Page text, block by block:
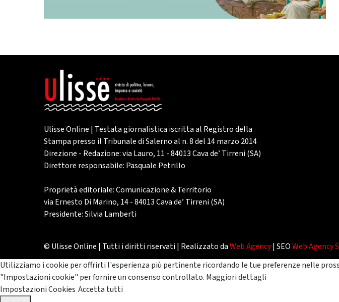
Ulisse Online | Testata giornalistica iscritta al Registro della
Stampa presso il Tribunale di Salerno al n. 8 del 14 marzo 2014
Direzione - Redazione: via Lauro, 11 - 84013 Cava de’ Tirreni (SA)
Direttore responsabile: Pasquale Petrillo
Proprietà editoriale: Comunicazione & Territorio
via Ernesto Di Marino, 14 - 84013 Cava de’ Tirreni (SA)
Presidente: Silvia Lamberti
© Ulisse Online | Tutti i diritti riservati | Realizzato daWeb Agency| SEOWeb Agency
Utilizziamo i cookie per offrirti l'esperienza più pertinente ricordando le tue preferenze nelle
"Impostazioni cookie" per fornire un consenso controllato. Maggiori dettagli
Impostazioni Cookies Accetta tutti